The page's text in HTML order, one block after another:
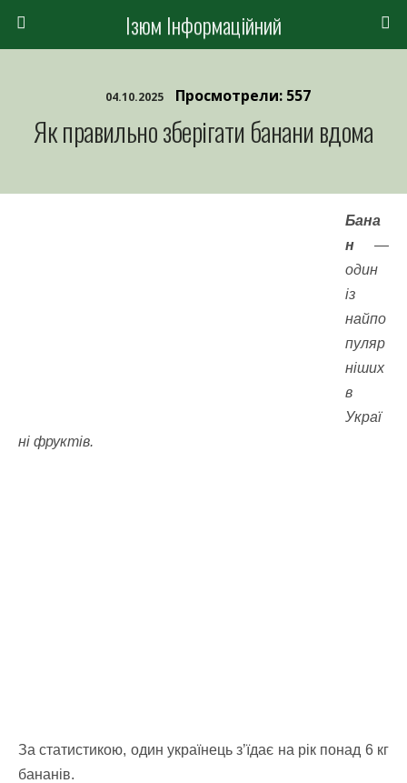
Ізюм Інформаційний
04.10.2025 Просмотрели: 557
Як правильно зберігати банани вдома
Бана
н —
один
із
найпо
пуляр
ніших
в
Украї
ні фруктів.
За статистикою, один українець з’їдає на рік понад 6 кг
бананів.